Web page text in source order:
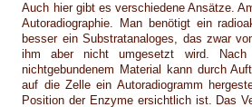
Auch hier gibt es verschiedene Ansätze.
Autoradiographie. Man benötigt ein
besser ein Substratanaloges, das zwar
ihm aber nicht umgesetzt wird. Nach
nichtgebundenem Material kann durch
auf die Zelle ein Autoradiogramm
Position der Enzyme ersichtlich ist. Das